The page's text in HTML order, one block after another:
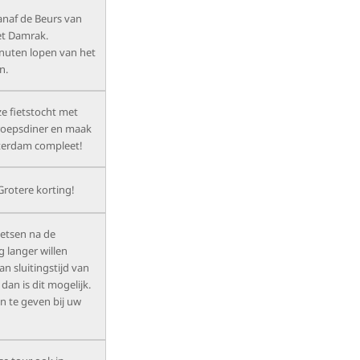
de Beurs van
Damrak.
lopen van het
fietstocht met
en maak
compleet!
korting!
na de
langer willen
sluitingstijd van
is dit mogelijk.
te geven bij uw